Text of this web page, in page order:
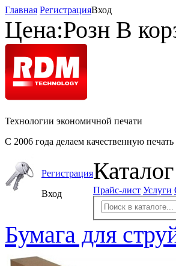
Главная РегистрацияВход
Цена:Розн В
Технологии экономичной печати
С 2006 года делаем качественную
Регистрация
Вход
Прайс-лист Услуги
Бумага для